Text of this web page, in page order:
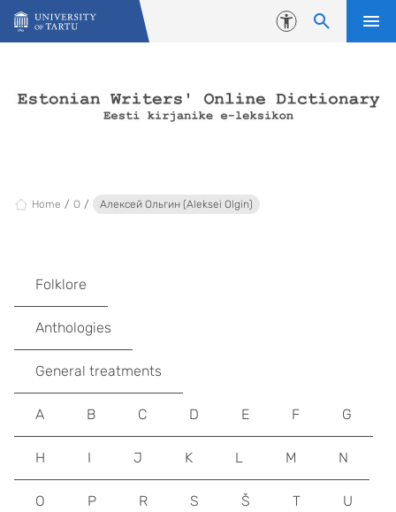
Skip to content
Accessibility
Home O Алексей Ольгин (Aleksei Olgin)
Folklore
Anthologies
General treatments
A B C D E F G
H I J K L M N
O P R S Š T U